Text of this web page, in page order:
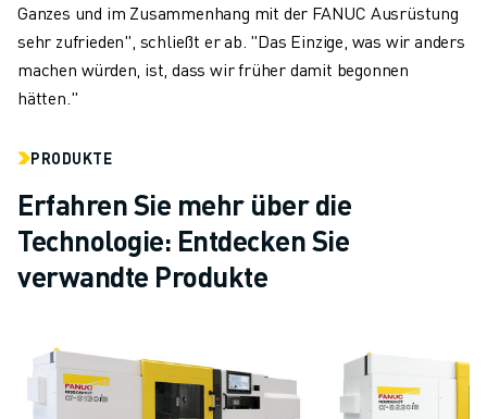
Ganzes und im Zusammenhang mit der FANUC Ausrüstung
sehr zufrieden", schließt er ab. "Das Einzige, was wir anders
machen würden, ist, dass wir früher damit begonnen
hätten."
PRODUKTE
Erfahren Sie mehr über die
Technologie: Entdecken Sie
verwandte Produkte